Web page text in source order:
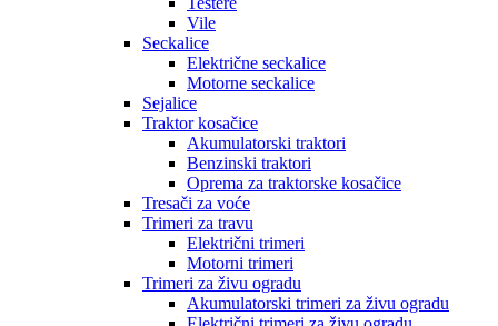
Vile
Seckalice
Električne seckalice
Motorne seckalice
Sejalice
Traktor kosačice
Akumulatorski traktori
Benzinski traktori
Oprema za traktorske kosačice
Tresači za voće
Trimeri za travu
Električni trimeri
Motorni trimeri
Trimeri za živu ogradu
Akumulatorski trimeri za živu ogradu